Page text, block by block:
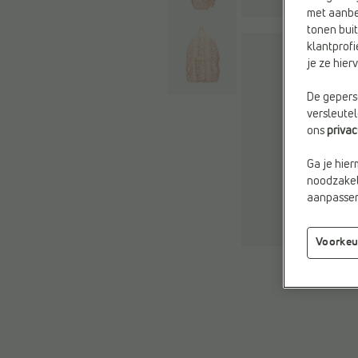
met
tonen
je ze
De
ons
Ga je